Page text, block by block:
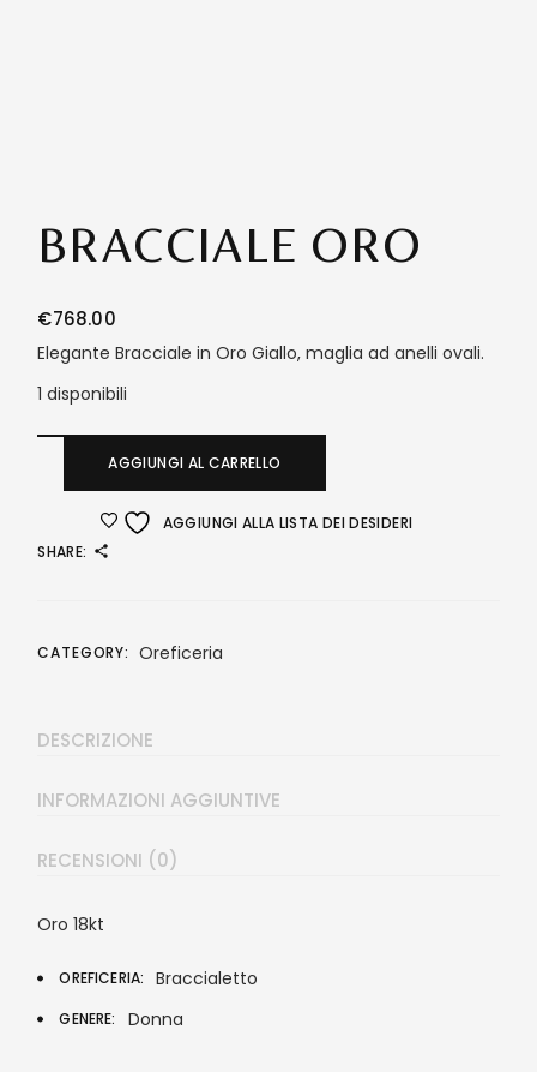
BRACCIALE ORO
€768.00
Elegante Bracciale in Oro Giallo, maglia ad anelli ovali.
1 disponibili
AGGIUNGI AL CARRELLO
AGGIUNGI ALLA LISTA DEI DESIDERI
SHARE:
CATEGORY: Oreficeria
DESCRIZIONE
INFORMAZIONI AGGIUNTIVE
RECENSIONI (0)
Oro 18kt
OREFICERIA Braccialetto
GENERE Donna